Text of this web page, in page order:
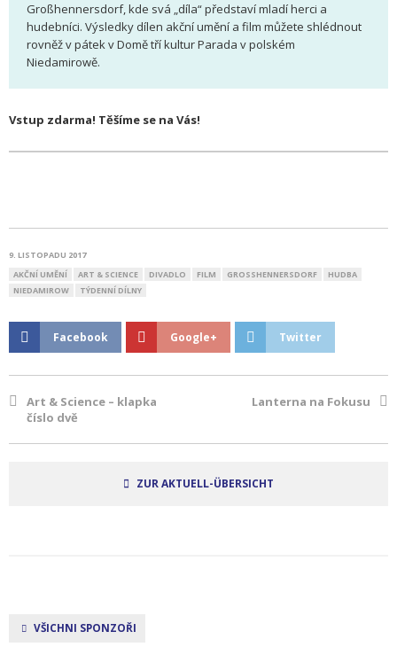
Großhennersdorf, kde svá „díla“ představí mladí herci a
hudebníci. Výsledky dílen akční umění a film můžete shlédnout
rovněž v pátek v Domě tří kultur Parada v polském
Niedamirowě.
Vstup zdarma! Těšíme se na Vás!
9. LISTOPADU 2017
AKČNÍ UMĚNÍ
ART & SCIENCE DIVADLO FILM GROSSHENNERSDORF
HUDBA
NIEDAMIROW
TÝDENNÍ DÍLNY
Facebook Google+ Twitter
Art & Science – klapka
číslo dvě
Lanterna na Fokusu
ZUR AKTUELL-ÜBERSICHT
VŠICHNI SPONZOŘI